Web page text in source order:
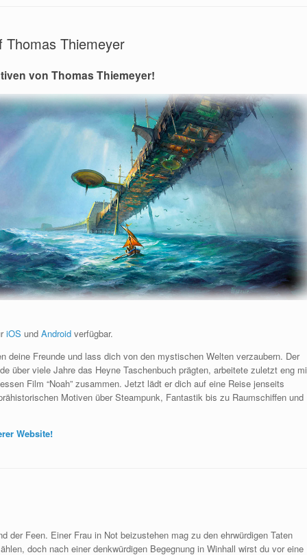
Thomas Thiemeyer
von Thomas Thiemeyer!
iOS und Android verfügbar.
deine Freunde und lass dich von den mystischen Welten verzaubern. Der
über viele Jahre das Heyne Taschenbuch prägten, arbeitete zuletzt eng
Film “Noah” zusammen. Jetzt lädt er dich auf eine Reise jenseits
Motiven über Steampunk, Fantastik bis zu Raumschiffen und
Website!
der Feen. Einer Frau in Not beizustehen mag zu den ehrwürdigen Taten
doch nach einer denkwürdigen Begegnung in Winhall wirst du vor eine